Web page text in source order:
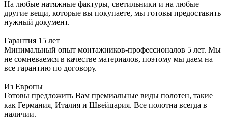
На любые натяжные фактуры, светильники и на любые
другие вещи, которые вы покупаете, мы готовы предоставить
нужный документ.
Гарантия 15 лет
Минимальный опыт монтажников-профессионалов 5 лет. Мы
не сомневаемся в качестве материалов, поэтому мы даем на
все гарантию по договору.
Из Европы
Готовы предложить Вам премиальные виды полотен, такие
как Германия, Италия и Швейцария. Все полотна всегда в
наличии.